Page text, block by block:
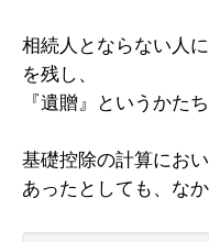
相続人とならない人
を残し、
『遺贈』というかた
基礎控除の計算にお
あったとしても、な